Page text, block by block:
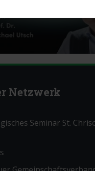
Netzwerk
Seminar St.